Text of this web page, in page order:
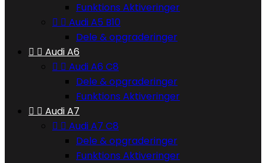
Funktions Aktiveringer
  Audi A5 B10
Dele & opgraderinger
  Audi A6
  Audi A6 C8
Dele & opgraderinger
Funktions Aktiveringer
  Audi A7
  Audi A7 C8
Dele & opgraderinger
Funktions Aktiveringer